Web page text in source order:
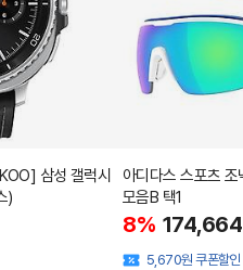
삼성 갤럭시
)
아디다스 스포츠
모음B 택1
8% 174,664
5,670원 쿠폰할인